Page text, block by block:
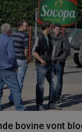
bovine vont